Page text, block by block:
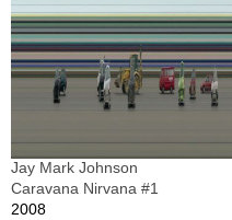
Jay Mark Johnson
Caravana Nirvana #1
2008